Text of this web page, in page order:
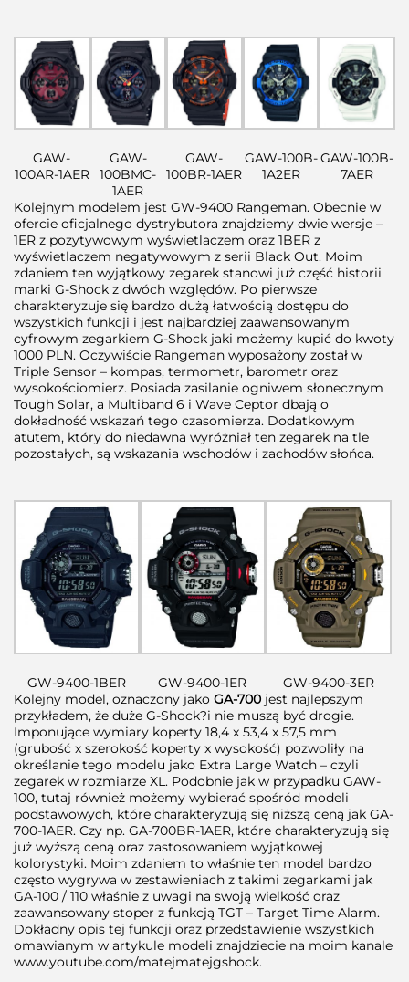
GAW-
100AR-1AER
GAW-
100BMC-
1AER
GAW-
100BR-1AER
GAW-100B-
1A2ER
GAW-100B-
7AER
Kolejnym modelem jest GW-9400 Rangeman. Obecnie w
ofercie oficjalnego dystrybutora znajdziemy dwie wersje –
1ER z pozytywowym wyświetlaczem oraz 1BER z
wyświetlaczem negatywowym z serii Black Out. Moim
zdaniem ten wyjątkowy zegarek stanowi już część historii
marki G-Shock z dwóch względów. Po pierwsze
charakteryzuje się bardzo dużą łatwością dostępu do
wszystkich funkcji i jest najbardziej zaawansowanym
cyfrowym zegarkiem G-Shock jaki możemy kupić do kwoty
1000 PLN. Oczywiście Rangeman wyposażony został w
Triple Sensor – kompas, termometr, barometr oraz
wysokościomierz. Posiada zasilanie ogniwem słonecznym
Tough Solar, a Multiband 6 i Wave Ceptor dbają o
dokładność wskazań tego czasomierza. Dodatkowym
atutem, który do niedawna wyróżniał ten zegarek na tle
pozostałych, są wskazania wschodów i zachodów słońca.
GW-9400-1BER GW-9400-1ER
GW-9400-3ER
Kolejny model, oznaczony jako GA-700 jest najlepszym
przykładem, że duże G-Shock?i nie muszą być drogie.
Imponujące wymiary koperty 18,4 x 53,4 x 57,5 mm
(grubość x szerokość koperty x wysokość) pozwoliły na
określanie tego modelu jako Extra Large Watch – czyli
zegarek w rozmiarze XL. Podobnie jak w przypadku GAW-
100, tutaj również możemy wybierać spośród modeli
podstawowych, które charakteryzują się niższą ceną jak GA-
700-1AER. Czy np. GA-700BR-1AER, które charakteryzują się
już wyższą ceną oraz zastosowaniem wyjątkowej
kolorystyki. Moim zdaniem to właśnie ten model bardzo
często wygrywa w zestawieniach z takimi zegarkami jak
GA-100 / 110 właśnie z uwagi na swoją wielkość oraz
zaawansowany stoper z funkcją TGT – Target Time Alarm.
Dokładny opis tej funkcji oraz przedstawienie wszystkich
omawianym w artykule modeli znajdziecie na moim kanale
www.youtube.com/matejmatejgshock.